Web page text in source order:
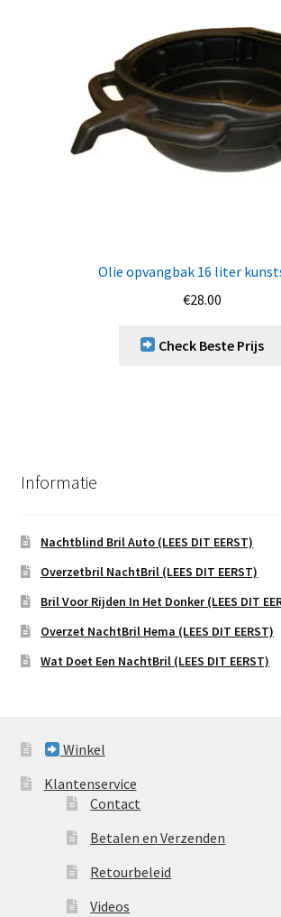
Olie opvangbak 16 liter
€28.00
Check Beste Prijs
Informatie
Nachtblind Bril Auto (LEES DIT EERST)
Overzetbril NachtBril (LEES DIT EERST)
Bril Voor Rijden In Het Donker (LEES DIT
Overzet NachtBril Hema (LEES DIT EERST)
Wat Doet Een NachtBril (LEES DIT EERST)
Winkel
Klantenservice
Contact
Betalen en Verzenden
Retourbeleid
Videos